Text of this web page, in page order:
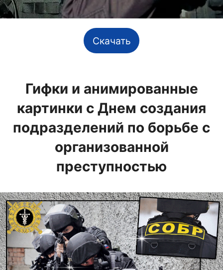
Скачать
Гифки и анимированные
картинки с Днем создания
подразделений по борьбе с
организованной
преступностью